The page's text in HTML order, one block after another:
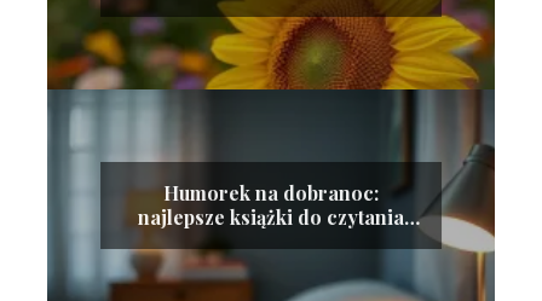
Humorek na dobranoc:
najlepsze książki do czytania